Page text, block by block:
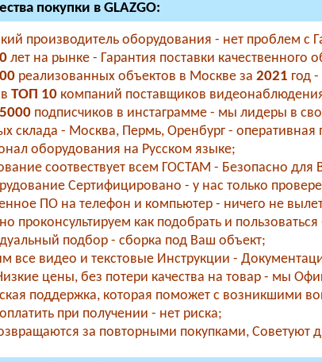
покупки в GLAZGO:
производитель оборудования - нет проблем с
лет на рынке - Гарантия поставки качественного
реализованных объектов в Москве за 2021 год
ТОП 10компаний поставщиков
подписчиков в инстаграмме - мы лидеры в
склада - Москва, Пермь, Оренбург - оперативная
оборудования на Русском языке;
соотвествует всем ГОСТАМ - Безопасно для
Сертифицировано - у нас только
ПО на телефон и компьютер - ничего не
проконсультируем как подобрать и
подбор - сборка под Ваш объект;
все видео и текстовые Инструкции -
цены, без потери качества на товар - мы
поддержка, которая поможет с возникшими
при получении - нет риска;
за повторными покупками, Советуют